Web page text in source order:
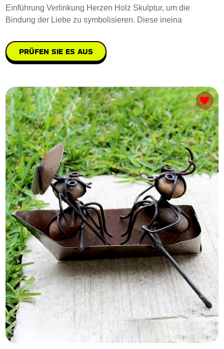
Einführung Verlinkung Herzen Holz Skulptur, um die
Bindung der Liebe zu symbolisieren. Diese ineina
PRÜFEN SIE ES AUS